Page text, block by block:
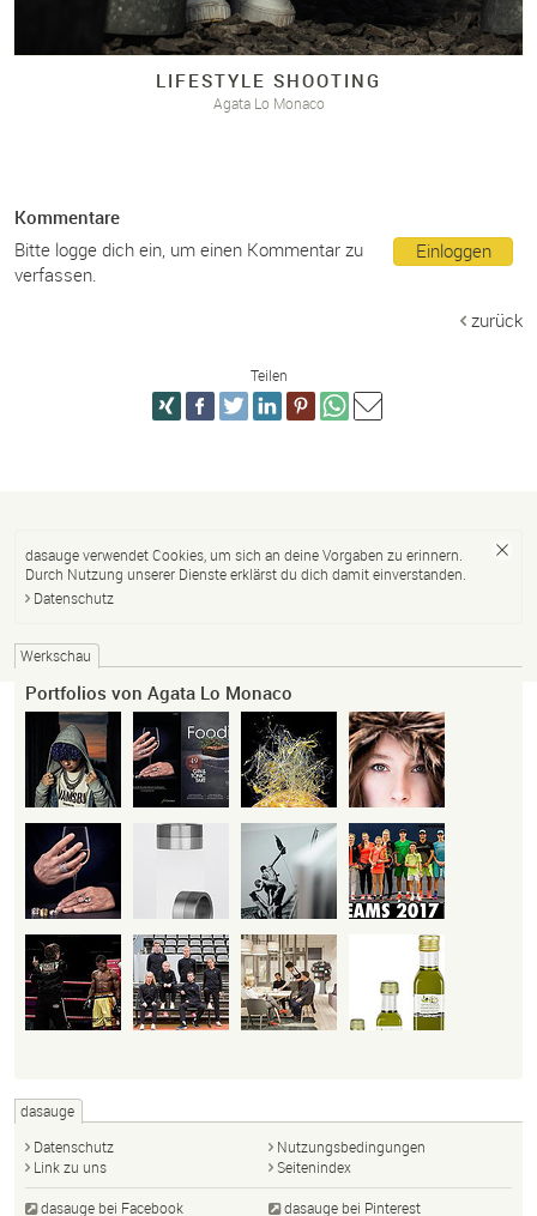
LIFESTYLE SHOOTING
Agata Lo Monaco
Kommentare
Einloggen
Bitte logge dich ein, um einen Kommentar zu
verfassen.
zurück
Teilen
dasauge verwendet Cookies, um sich an deine Vorgaben zu erinnern.
Durch Nutzung unserer Dienste erklärst du dich damit einverstanden.
Datenschutz
Werkschau
Portfolios von Agata Lo Monaco
dasauge
Datenschutz
Nutzungsbedingungen
Link zu uns
Seitenindex
dasauge bei Facebook dasauge bei Pinterest